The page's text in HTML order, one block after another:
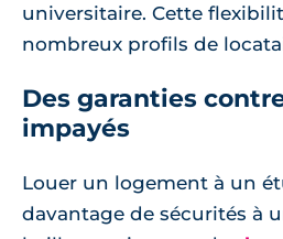
universitaire. Cette
nombreux profils de
Des garanties
impayés
Louer un logement à un
davantage de sécurités à